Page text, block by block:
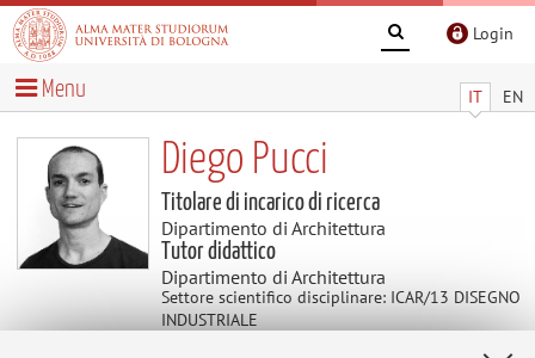
Login
IT EN
Menu
Diego Pucci
Titolare di incarico di ricerca
Dipartimento di Architettura
Tutor didattico
Dipartimento di Architettura
Settore scientifico disciplinare: ICAR/13 DISEGNO
INDUSTRIALE